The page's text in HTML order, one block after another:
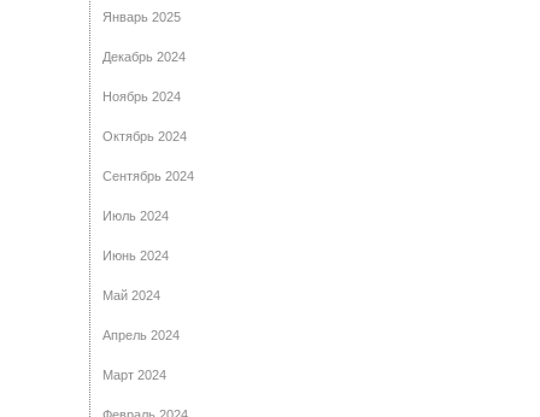
Январь 2025
Декабрь 2024
Ноябрь 2024
Октябрь 2024
Сентябрь 2024
Июль 2024
Июнь 2024
Май 2024
Апрель 2024
Март 2024